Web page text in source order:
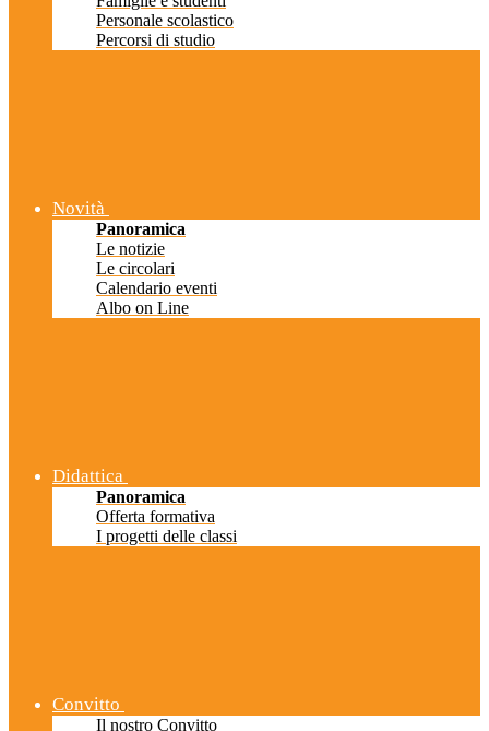
Personale scolastico
Percorsi di studio
Novità
Panoramica
Le notizie
Le circolari
Calendario eventi
Albo on Line
Didattica
Panoramica
Offerta formativa
I progetti delle classi
Convitto
Il nostro Convitto